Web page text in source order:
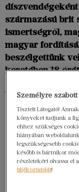
származású brit
ismertségről,
magyar
beszélgettünk
keretében 18
budapesti
Mikor járt
Elég gyakran
havonta
él az
tölteni velük,
Személyre
Tisztelt Látogató!
könyveket tudjunk a
ehhez szükséges
hiányában
legszükségesebb
később is bármikor
részletekért olvassa el a
tájékoztatóját!